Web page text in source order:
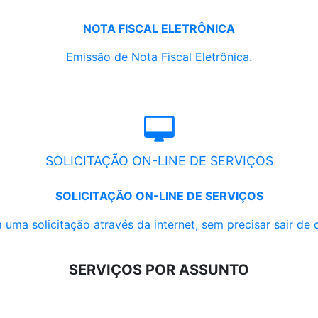
NOTA FISCAL ELETRÔNICA
Emissão de Nota Fiscal Eletrônica.
SOLICITAÇÃO ON-LINE DE SERVIÇOS
SOLICITAÇÃO ON-LINE DE SERVIÇOS
uma solicitação através da internet, sem precisar sair de
SERVIÇOS POR ASSUNTO